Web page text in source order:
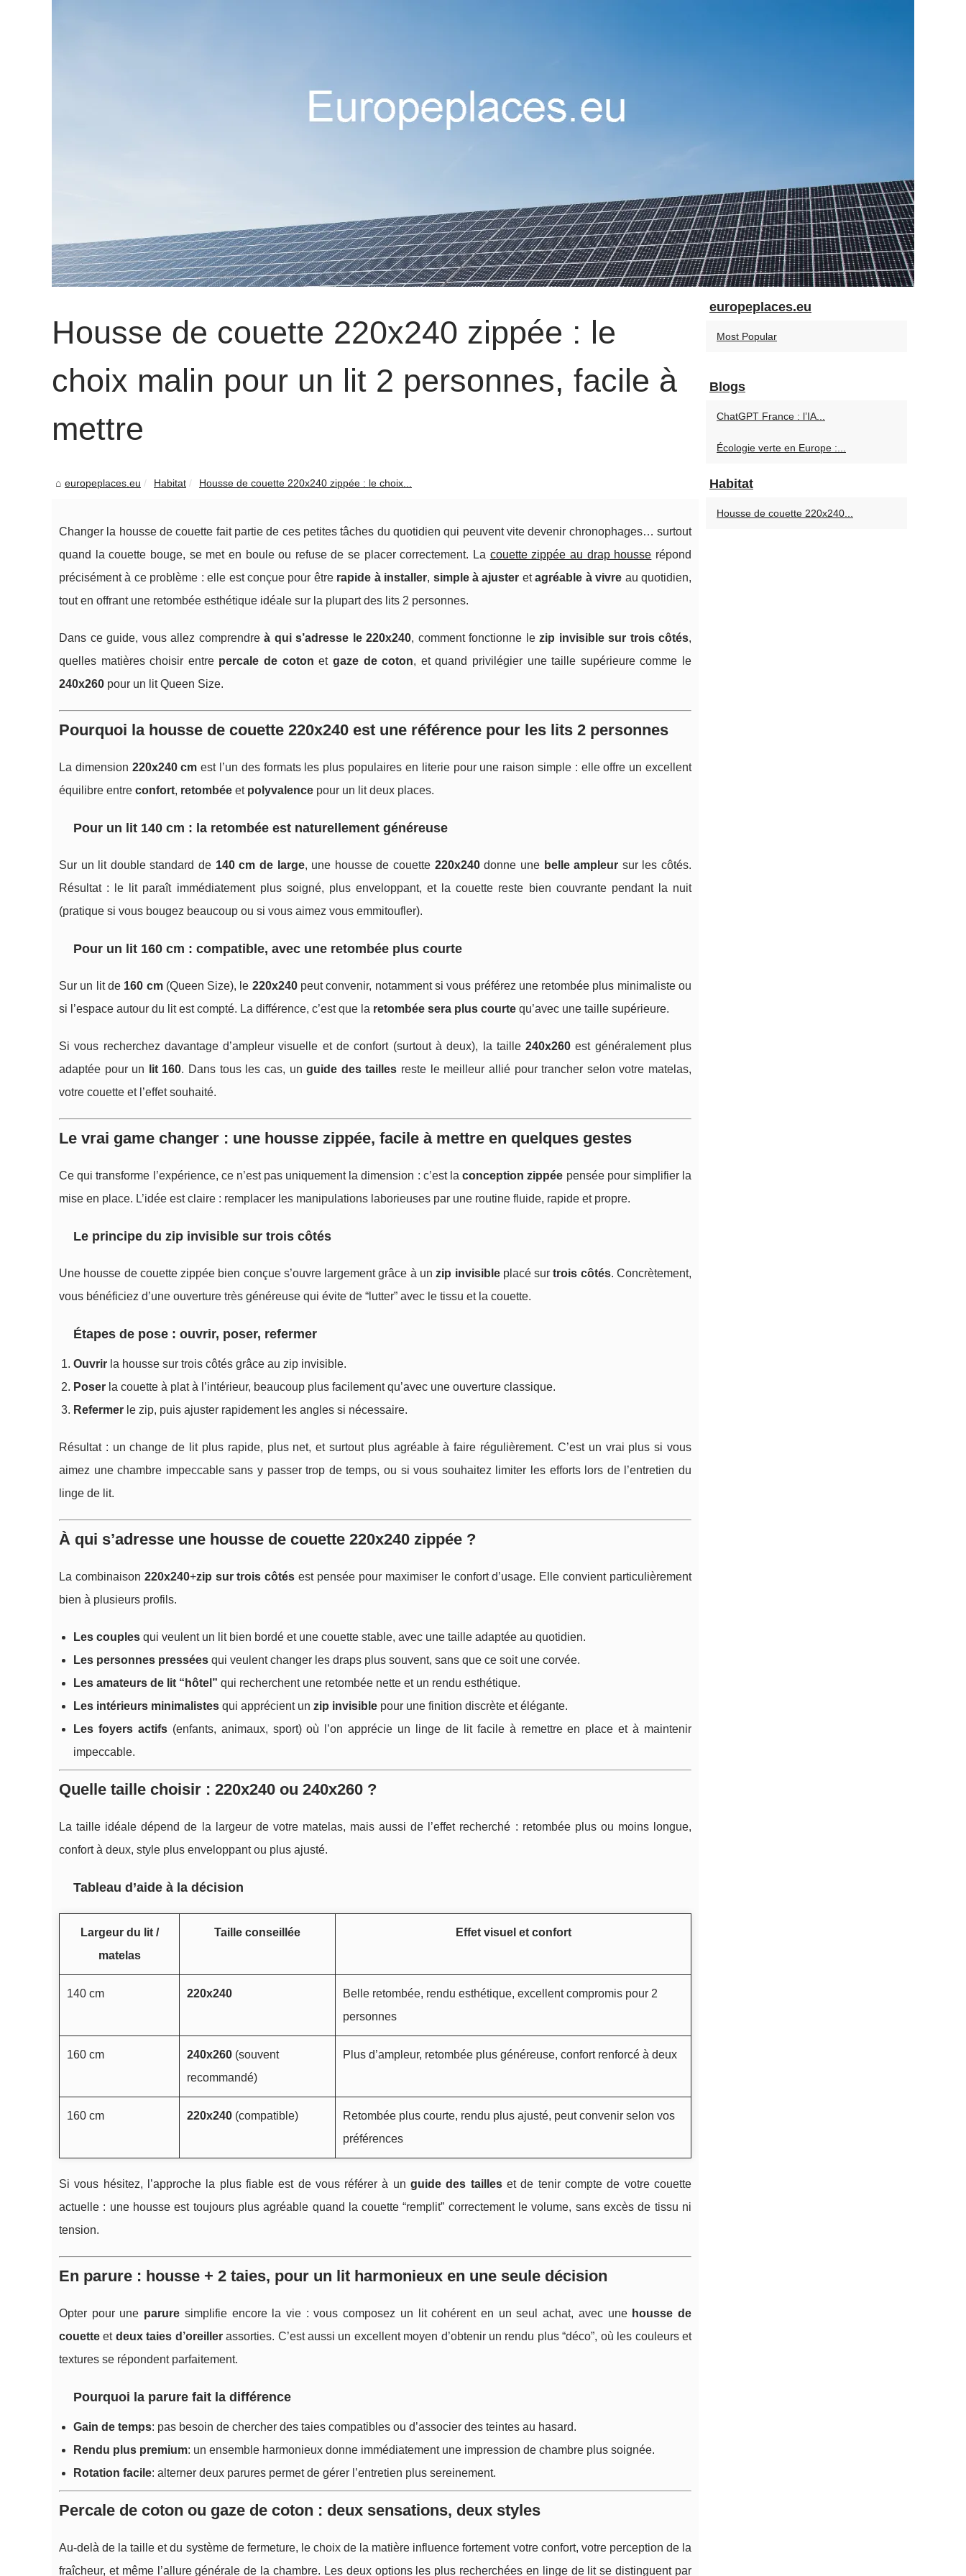
Housse de couette 220x240 zippée : le
choix malin pour un lit 2 personnes, facile à
mettre
europeplaces.eu Habitat Housse de couette 220x240 zippée : le choix...
Changer la housse de couette fait partie de ces petites tâches du quotidien qui peuvent vite devenir chronophages… surtout
quand la couette bouge, se met en boule ou refuse de se placer correctement. La couette zippée au drap housse répond
précisément à ce problème : elle est conçue pour être rapide à installer, simple à ajuster etagréable à vivre au quotidien,
tout en offrant une retombée esthétique idéale sur la plupart des lits 2 personnes.
Dans ce guide, vous allez comprendre à qui s’adresse le 220x240, comment fonctionne le zip invisible sur trois côtés,
quelles matières choisir entre percale de coton et gaze de coton, et quand privilégier une taille supérieure comme le
240x260 pour un lit Queen Size.
Pourquoi la housse de couette 220x240 est une référence pour les lits 2 personnes
La dimension 220x240 cm est l’un des formats les plus populaires en literie pour une raison simple : elle offre un excellent
équilibre entre confort, retombée et polyvalence pour un lit deux places.
Pour un lit 140 cm : la retombée est naturellement généreuse
Sur un lit double standard de 140 cm de large, une housse de couette 220x240donne une belle ampleur sur les côtés.
Résultat : le lit paraît immédiatement plus soigné, plus enveloppant, et la couette reste bien couvrante pendant la nuit
(pratique si vous bougez beaucoup ou si vous aimez vous emmitoufler).
Pour un lit 160 cm : compatible, avec une retombée plus courte
Sur un lit de 160 cm(Queen Size), le 220x240peut convenir, notamment si vous préférez une retombée plus minimaliste ou
si l’espace autour du lit est compté. La différence, c’est que la retombée sera plus courte qu’avec une taille supérieure.
Si vous recherchez davantage d’ampleur visuelle et de confort (surtout à deux), la taille240x260 est généralement plus
adaptée pour un
lit 160. Dans tous les cas, unguide des tailles reste le meilleur allié pour trancher selon votre matelas,
votre couette et l’effet souhaité.
Le vrai game changer : une housse zippée, facile à mettre en quelques gestes
Ce qui transforme l’expérience, ce n’est pas uniquement la dimension : c’est laconception zippée pensée pour simplifier la
mise en place. L’idée est claire : remplacer les manipulations laborieuses par une routine fluide, rapide et propre.
Le principe du zip invisible sur trois côtés
Une housse de couette zippée bien conçue s’ouvre largement grâce à unzip invisibleplacé surtrois côtés. Concrètement,
vous bénéficiez d’une ouverture très généreuse qui évite de “lutter” avec le tissu et la couette.
Étapes de pose : ouvrir, poser, refermer
Ouvrir la housse sur trois côtés grâce au zip invisible.
Poser la couette à plat à l’intérieur, beaucoup plus facilement qu’avec une ouverture classique.
Refermer le zip, puis ajuster rapidement les angles si nécessaire.
Résultat : un change de lit plus rapide, plus net, et surtout plus agréable à faire régulièrement. C’est un vrai plus si vous
aimez une chambre impeccable sans y passer trop de temps, ou si vous souhaitez limiter les efforts lors de l’entretien du
linge de lit.
À qui s’adresse une housse de couette 220x240 zippée ?
La combinaison 220x240+zip sur trois côtés est pensée pour maximiser le confort d’usage. Elle convient particulièrement
bien à plusieurs profils.
Les couples qui veulent un lit bien bordé et une couette stable, avec une taille adaptée au quotidien.
Les personnes pressées qui veulent changer les draps plus souvent, sans que ce soit une corvée.
Les amateurs de lit “hôtel” qui recherchent une retombée nette et un rendu esthétique.
Les intérieurs minimalistes qui apprécient un zip invisible pour une finition discrète et élégante.
Les foyers actifs(enfants, animaux, sport) où l’on apprécie un linge de lit facile à remettre en place et à maintenir
impeccable.
Quelle taille choisir : 220x240 ou 240x260 ?
La taille idéale dépend de la largeur de votre matelas, mais aussi de l’effet recherché : retombée plus ou moins longue,
confort à deux, style plus enveloppant ou plus ajusté.
Tableau d’aide à la décision
Largeur du lit /
matelas
Taille conseillée Effet visuel et confort
140 cm 220x240
Belle retombée, rendu esthétique, excellent compromis pour 2
personnes
160 cm 240x260 (souvent
recommandé)
Plus d’ampleur, retombée plus généreuse, confort renforcé à deux
160 cm 220x240 (compatible)
Retombée plus courte, rendu plus ajusté, peut convenir selon vos
préférences
Si vous hésitez, l’approche la plus fiable est de vous référer à unguide des tailleset de tenir compte de votre couette
actuelle : une housse est toujours plus agréable quand la couette “remplit” correctement le volume, sans excès de tissu ni
tension.
En parure : housse + 2 taies, pour un lit harmonieux en une seule décision
Opter pour une parure simplifie encore la vie : vous composez un lit cohérent en un seul achat, avec une housse de
couette et deux taies d’oreillerassorties. C’est aussi un excellent moyen d’obtenir un rendu plus “déco”, où les couleurs et
textures se répondent parfaitement.
Pourquoi la parure fait la différence
Gain de temps: pas besoin de chercher des taies compatibles ou d’associer des teintes au hasard.
Rendu plus premium: un ensemble harmonieux donne immédiatement une impression de chambre plus soignée.
Rotation facile: alterner deux parures permet de gérer l’entretien plus sereinement.
Percale de coton ou gaze de coton : deux sensations, deux styles
Au-delà de la taille et du système de fermeture, le choix de la matière influence fortement votre confort, votre perception de la
fraîcheur, et même l’allure générale de la chambre. Les deux options les plus recherchées en linge de lit se distinguent par
europeplaces.eu
Most Popular
Blogs
ChatGPT France : l’IA...
Écologie verte en Europe :...
Habitat
Housse de couette 220x240...